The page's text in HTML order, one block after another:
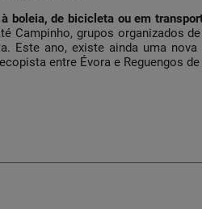
boleia, de bicicleta ou em
Campinho, grupos organizados
Este ano, existe ainda uma
entre Évora e Reguengos